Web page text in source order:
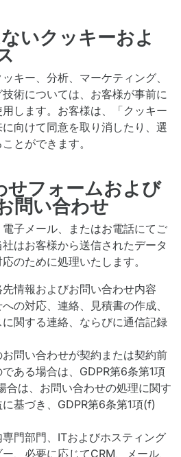
いクッキーおよ
キー、分析、マーケティング、
術については、お客様が事前に
します。お客様は、「クッキー
向けて同意を取り消したり、選
とができます。
せフォームおよび
問い合わせ
子メール、またはお電話にてご
はお客様から送信されたデータ
のために処理いたします。
情報およびお問い合わせ内容
の対応、連絡、見積書の作成、
関する連絡、ならびに通信記録
問い合わせが契約または契約前
ある場合は、GDPR第6条第1項
合は、お問い合わせの処理に関す
基づき、GDPR第6条第1項(f)
門部門、ITおよびホスティング
、必要に応じてCRM、メール、